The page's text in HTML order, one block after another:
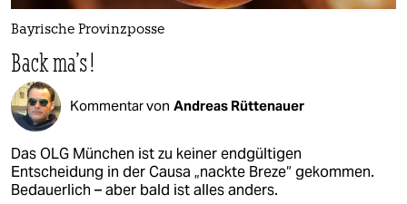
Bayrische Provinzposse
Back ma's!
Kommentar von Andreas Rüttenauer
Das OLG München ist zu keiner endgültigen
Entscheidung in der Causa „nackte Breze“ gekommen.
Bedauerlich – aber bald ist alles anders.